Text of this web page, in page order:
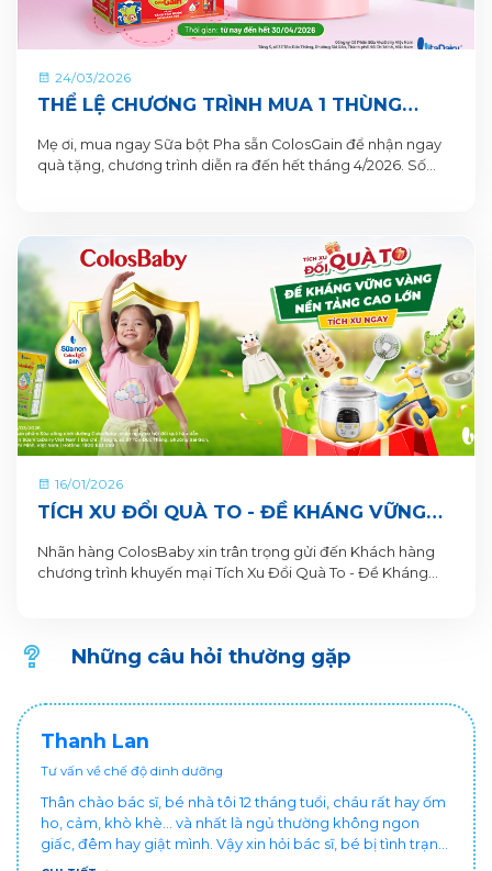
24/03/2026
THỂ LỆ CHƯƠNG TRÌNH MUA 1 THÙNG
TẶNG 1 QUÀ TỪ COLOSGAIN
Mẹ ơi, mua ngay Sữa bột Pha sẵn ColosGain để nhận ngay
quà tặng, chương trình diễn ra đến hết tháng 4/2026. Số
16/01/2026
TÍCH XU ĐỔI QUÀ TO - ĐỀ KHÁNG VỮNG
PHA SẴN COLOSBABY
Nhãn hàng ColosBaby xin trân trọng gửi đến Khách hàng
chương trình khuyến mại Tích Xu Đổi Quà To - Đề Kháng
Những câu hỏi thường gặp
Thanh Lan
Tư vấn về chế độ dinh dưỡng
Thân chào bác sĩ, bé nhà tôi 12 tháng tuổi, cháu rất hay ốm
ho, cảm, khò khè... và nhất là ngủ thường không ngon
giấc, đêm hay giật mình. Vậy xin hỏi bác sĩ, bé bị tình trạng
vậy nên làm sao để con khỏe mạnh và ngủ ngon giấc hơn